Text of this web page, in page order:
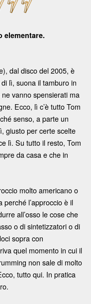
elementare.
dal disco del 2005, è
lì, suona il tamburo in
vanno spensierati ma
Ecco, lì c’è tutto Tom
senso, a parte un
giusto per certe scelte
lì. Su tutto il resto, Tom
da casa e che in
molto americano o
l’approccio è il
all’osso le cose che
o di sintetizzatori o di
sopra con
quel momento in cui il
non sale di molto
tutto qui. In pratica